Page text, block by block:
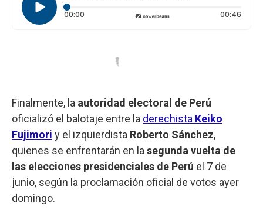
00:00 Tiempo transcurrido: 0 segundos 00:46
Finalmente, la autoridad electoral de Perú
oficializó el balotaje entre la derechista Keiko
Fujimori y el izquierdista Roberto Sánchez,
quienes se enfrentarán en la segunda vuelta de
las elecciones presidenciales de Perú el 7 de
junio, según la proclamación oficial de votos ayer
domingo.